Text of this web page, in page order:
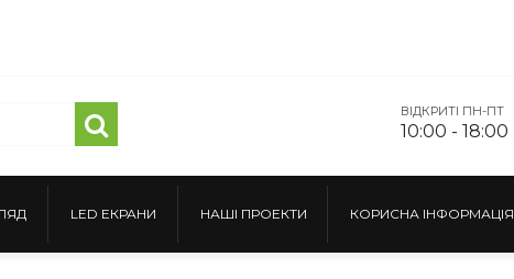
ВІДКРИТІ ПН-ПТ
10:00 - 18:00
LED ЕКРАНИ НАШІ ПРОЕКТИ КОРИСНА ІНФОРМАЦІЯ